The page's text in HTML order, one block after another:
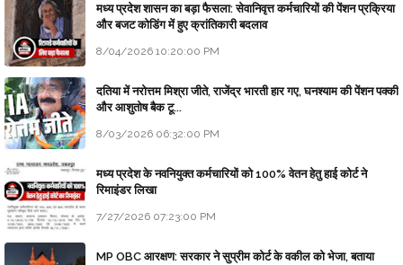
मध्य प्रदेश शासन का बड़ा फैसला: सेवानिवृत्त कर्मचारियों की पेंशन प्रक्रिया
और बजट कोडिंग में हुए क्रांतिकारी बदलाव
8/04/2026 10:20:00 PM
दतिया में नरोत्तम मिश्रा जीते, राजेंद्र भारती हार गए, घनश्याम की पेंशन पक्की
और आशुतोष बैक टू...
8/03/2026 06:32:00 PM
मध्य प्रदेश के नवनियुक्त कर्मचारियों को 100% वेतन हेतु हाई कोर्ट ने
रिमाइंडर लिखा
7/27/2026 07:23:00 PM
MP OBC आरक्षण: सरकार ने सुप्रीम कोर्ट के वकील को भेजा, बताया